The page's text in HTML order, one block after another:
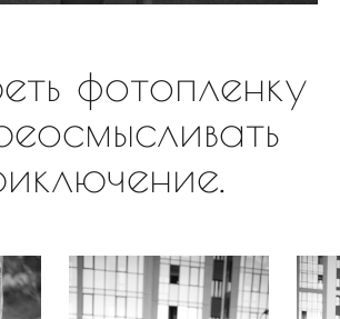
фотопленку